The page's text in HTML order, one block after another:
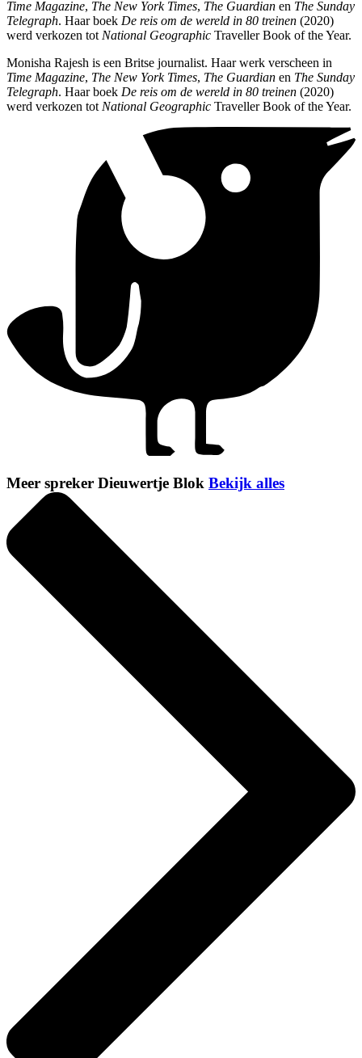
Time Magazine, The New York Times, The Guardian en The Sunday
Telegraph. Haar boek De reis om de wereld in 80 treinen (2020)
werd verkozen tot National Geographic Traveller Book of the Year.
Monisha Rajesh is een Britse journalist. Haar werk verscheen in
Time Magazine, The New York Times, The Guardian en The Sunday
Telegraph. Haar boek De reis om de wereld in 80 treinen (2020)
werd verkozen tot National Geographic Traveller Book of the Year.
Meer spreker Dieuwertje Blok Bekijk alles